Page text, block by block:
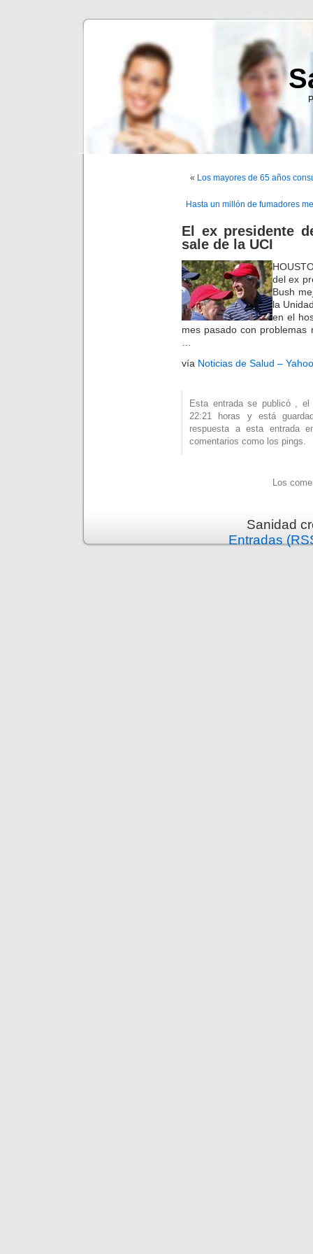
« Los mayores de 65 años
Hasta un millón de fumadores
El ex presidente
sale de la UCI
del ex
Bush
la
en el
mes pasado con problemas
vía Noticias de Salud –
Esta entrada se publicó ,
22:21 horas y está
respuesta a esta entrada
comentarios como los pings.
Los
Sanidad
Entradas